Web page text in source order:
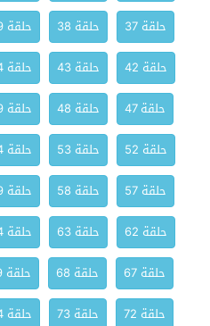
حلقة 37
حلقة 38 حلقة 39
حلقة 42
حلقة 43 حلقة 44
حلقة 47
حلقة 48 حلقة 49
حلقة 52
حلقة 53 حلقة 54
حلقة 57
حلقة 58 حلقة 59
حلقة 62
حلقة 63 حلقة 64
حلقة 67
حلقة 68 حلقة 69
حلقة 72
حلقة 73 حلقة 74